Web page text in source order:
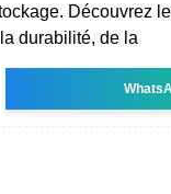
Découvrez
durabilité, de la